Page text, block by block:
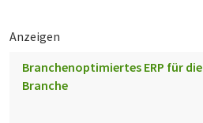
Anzeigen
Branchenoptimiertes ERP für
Branche